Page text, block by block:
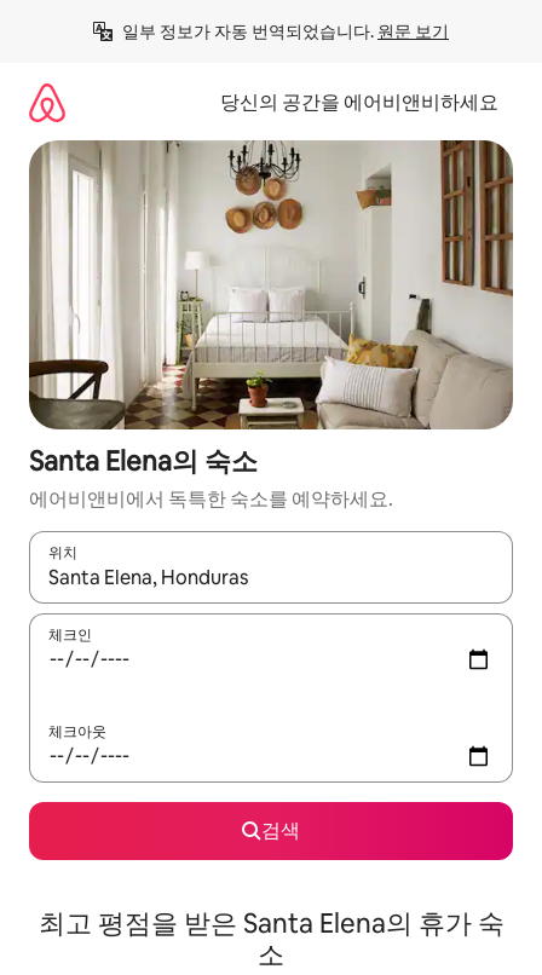
일부 정보가 자동 번역되었습니다. 원문 보기
당신의 공간을 에어비앤비하세요
Santa Elena의 숙소
에어비앤비에서 독특한 숙소를 예약하세요.
위치
결과가 나오면 위·아래 화살표 키를 사용하거나 터치 또는 스와이
체크인
체크아웃
검색
최고 평점을 받은 Santa Elena의 휴가 숙
소